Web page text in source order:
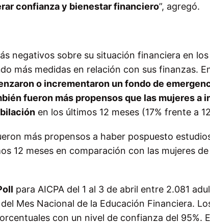
confianza y bienestar financiero”, agregó.
negativos sobre su situación financiera en
más medidas en relación con sus finanzas.
o incrementaron un fondo de
fueron más propensos que las mujeres a
en los últimos 12 meses (17% frente a
más propensos a haber pospuesto
12 meses en comparación con las mujeres de
para AICPA del 1 al 3 de abril entre 2.081
Mes Nacional de la Educación Financiera.
con un nivel de confianza del 95%.